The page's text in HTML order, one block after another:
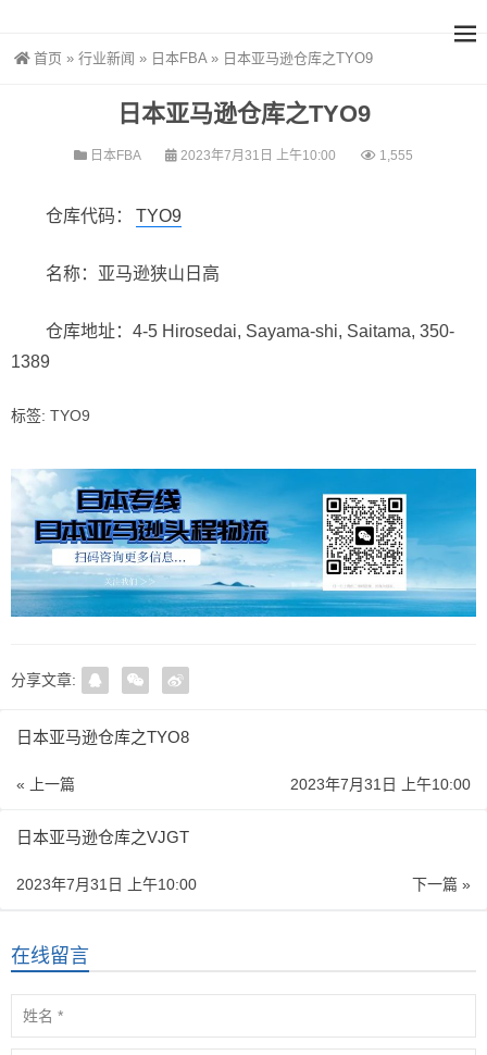
首页 » 行业新闻 » 日本FBA » 日本亚马逊仓库之TYO9
日本亚马逊仓库之TYO9
日本FBA 2023年7月31日 上午10:00 1,555
仓库代码： TYO9
名称：亚马逊狭山日高
仓库地址：4-5 Hirosedai, Sayama-shi, Saitama, 350-
1389
标签: TYO9
分享文章:
日本亚马逊仓库之TYO8
« 上一篇 2023年7月31日 上午10:00
日本亚马逊仓库之VJGT
下一篇 »
2023年7月31日 上午10:00
在线留言